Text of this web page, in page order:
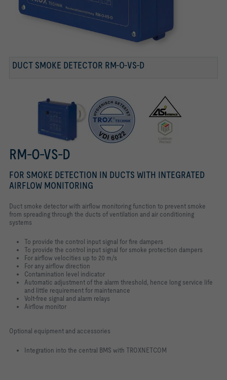
DUCT SMOKE DETECTOR RM-O-VS-D
RM-O-VS-D
FOR SMOKE DETECTION IN DUCTS WITH INTEGRATED
AIRFLOW MONITORING
Duct smoke detector with airflow monitoring function to prevent smoke
from spreading through the ducts of ventilation and air conditioning
systems
To provide the control input signal for fire dampers
To provide the control input signal for smoke protection dampers
For airflow velocities up to 20 m/s
For any airflow direction
Contamination level indicator
Automatic adjustment of the alarm threshold, hence long service life
and little requirement for maintenance
Volt-free signal and alarm relays
Airflow monitor
Optional equipment and accessories
Integration into the central BMS with TROXNETCOM